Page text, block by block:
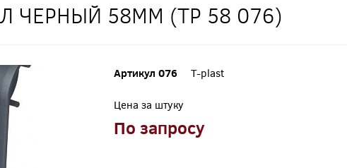
ЧЕРНЫЙ 58ММ (ТР 58 076)
Артикул 076 T-plast
Цена за штуку
По запросу